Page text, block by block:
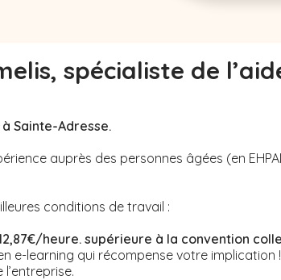
spécialiste de
Sainte-Adresse.
auprès des personnes âgées (en
conditions de travail :
heure. supérieure à la convention
e-learning qui récompense votre implication !